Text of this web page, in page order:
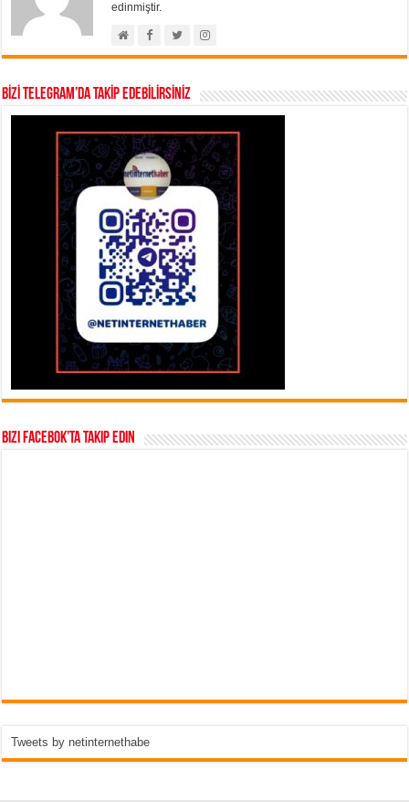
edinmiştir.
BİZİ TELEGRAM’DA TAKİP EDEBİLİRSİNİZ
Bizi Facebok’ta takip edin
Tweets by netinternethabe